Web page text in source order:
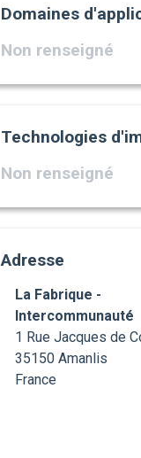
Domaines
Non renseigné
Technologies
Non renseigné
Adresse
La Fabrique -
Intercommunauté
1 Rue Jacques de
35150 Amanlis
France